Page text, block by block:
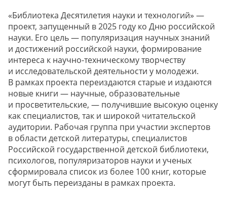
«Библиотека Десятилетия науки и технологий» —
проект, запущенный в 2025 году ко Дню российской
науки. Его цель — популяризация научных знаний
и достижений российской науки, формирование
интереса к научно-техническому творчеству
и исследовательской деятельности у молодежи.
В рамках проекта переиздаются старые и издаются
новые книги — научные, образовательные
и просветительские, — получившие высокую оценку
как специалистов, так и широкой читательской
аудитории. Рабочая группа при участии экспертов
в области детской литературы, специалистов
Российской государственной детской библиотеки,
психологов, популяризаторов науки и ученых
сформировала список из более 100 книг, которые
могут быть переизданы в рамках проекта.